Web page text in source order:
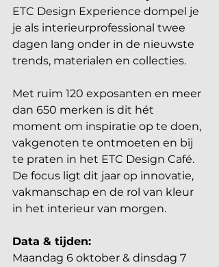
ETC Design Experience dompel je
je als interieurprofessional twee
dagen lang onder in de nieuwste
trends, materialen en collecties.
Met ruim 120 exposanten en meer
dan 650 merken is dit hét
moment om inspiratie op te doen,
vakgenoten te ontmoeten en bij
te praten in het ETC Design Café.
De focus ligt dit jaar op innovatie,
vakmanschap en de rol van kleur
in het interieur van morgen.
Data & tijden:
Maandag 6 oktober & dinsdag 7